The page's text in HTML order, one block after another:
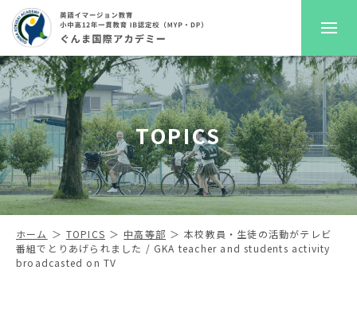
GKAについて
プレスクール
初等部
中高等部
入学案内
TOPICS
ホーム TOPICS 中高等部
本校教員・生徒の活動がテレビ
番組でとりあげられました / GKA teacher and students activity
broadcasted on TV